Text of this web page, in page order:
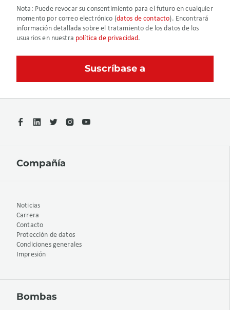
Nota : Puede revocar su consentimiento para el futuro en cualquier
momento por correo electrónico (datos de contacto). Encontrará
información detallada sobre el tratamiento de los datos de los
usuarios en nuestra política de privacidad.
Compañía
Noticias
Carrera
Contacto
Protección de datos
Condiciones generales
Impresión
Bombas